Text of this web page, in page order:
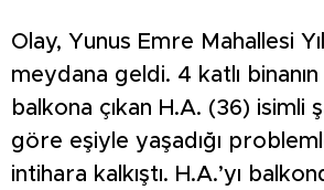
Olay, Yunus Emre Mahallesi
meydana geldi. 4 katlı binanın
balkona çıkan H.A. (36) isimli
göre eşiyle yaşadığı
intihara kalkıştı. H.A.’yı